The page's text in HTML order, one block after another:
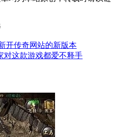
开传奇网站的新版本
对这款游戏都爱不释手